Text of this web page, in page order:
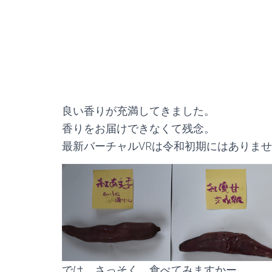
良い香りが充満してきました。
香りをお届けできなくて残念。
最新バーチャルVRは令和初期にはありま